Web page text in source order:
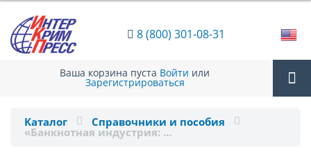
8 (800) 301-08-31
Ваша корзина пуста Войти или
Зарегистрироваться
Каталог Справочники и пособия
«Банкнотная индустрия: …